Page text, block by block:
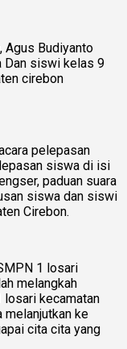
Agus Budiyanto
Dan siswi kelas 9
cirebon
pelepasan
siswa di isi
paduan suara
siswa dan siswi
Cirebon.
1 losari
melangkah
losari kecamatan
ke
cita cita yang